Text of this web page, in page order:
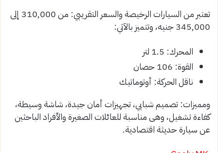
تعتبر من السيارات الرخيصة والسعر التقريبي: من 310,000 إلى
345,000 جنيه، وتتميز بالآتي:
المحرك: 1.5 لتر
القوة: 106 حصان
ناقل الحركة: أوتوماتيك
ومميزات: تصميم شبابي، تجهيزات أمان جيدة، شاشة وسيطة،
كفاءة تشغيل، وهى مناسبة للعائلات الصغيرة والأفراد الباحثين
عن سيارة حديثة اقتصادية.